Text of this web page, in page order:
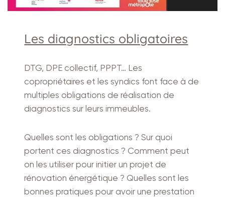
Les diagnostics obligatoires
DTG, DPE collectif, PPPT… Les
copropriétaires et les syndics font face à de
multiples obligations de réalisation de
diagnostics sur leurs immeubles.
Quelles sont les obligations ? Sur quoi
portent ces diagnostics ? Comment peut
on les utiliser pour initier un projet de
rénovation énergétique ? Quelles sont les
bonnes pratiques pour avoir une prestation